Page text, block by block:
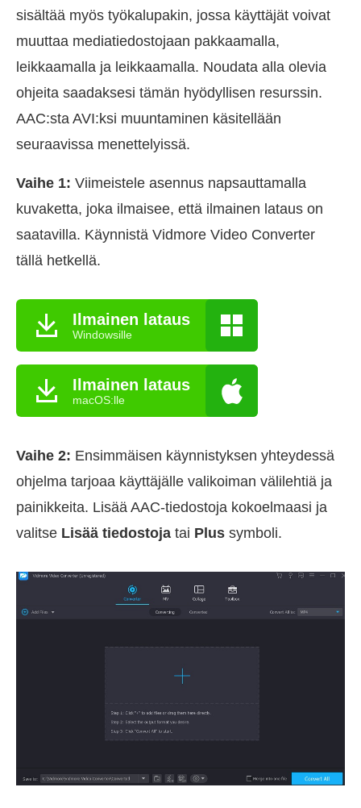
sisältää myös työkalupakin, jossa käyttäjät voivat
muuttaa mediatiedostojaan pakkaamalla,
leikkaamalla ja leikkaamalla. Noudata alla olevia
ohjeita saadaksesi tämän hyödyllisen resurssin.
AAC:sta AVI:ksi muuntaminen käsitellään
seuraavissa menettelyissä.
Vaihe 1: Viimeistele asennus napsauttamalla
kuvaketta, joka ilmaisee, että ilmainen lataus on
saatavilla. Käynnistä Vidmore Video Converter
tällä hetkellä.
Ilmainen lataus
Windowsille
Ilmainen lataus
macOS:lle
Vaihe 2: Ensimmäisen käynnistyksen yhteydessä
ohjelma tarjoaa käyttäjälle valikoiman välilehtiä ja
painikkeita. Lisää AAC-tiedostoja kokoelmaasi ja
valitse Lisää tiedostoja tai Plus symboli.